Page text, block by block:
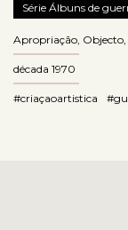
Série Álbuns de
Apropriação, Objecto,
década 1970
#criaçaoartistica